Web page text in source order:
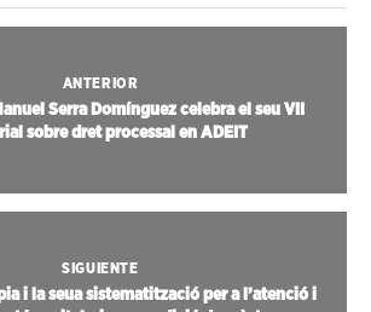
ANTERIOR
Serra Domínguez celebra el seu VII
sobre dret processal en ADEIT
SIGUIENTE
i la seua sistematització per a l’atenció i